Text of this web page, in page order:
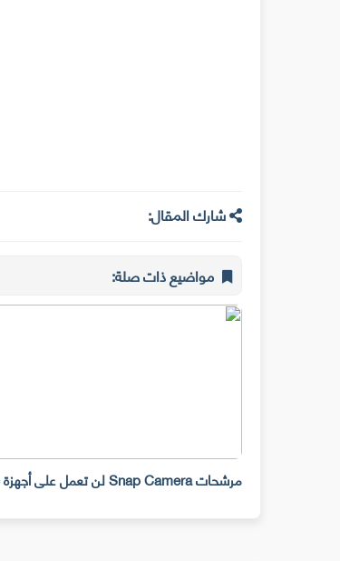
شارك المقال:
مواضيع ذات صلة:
مرشحات Snap Camera لن تعمل على أجهزة Mac وأجهزة سطح المكتب ابتداء من 25 يناير